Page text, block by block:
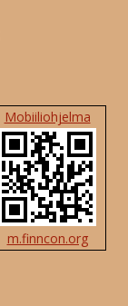
Mobiiliohjelma
m.finncon.org